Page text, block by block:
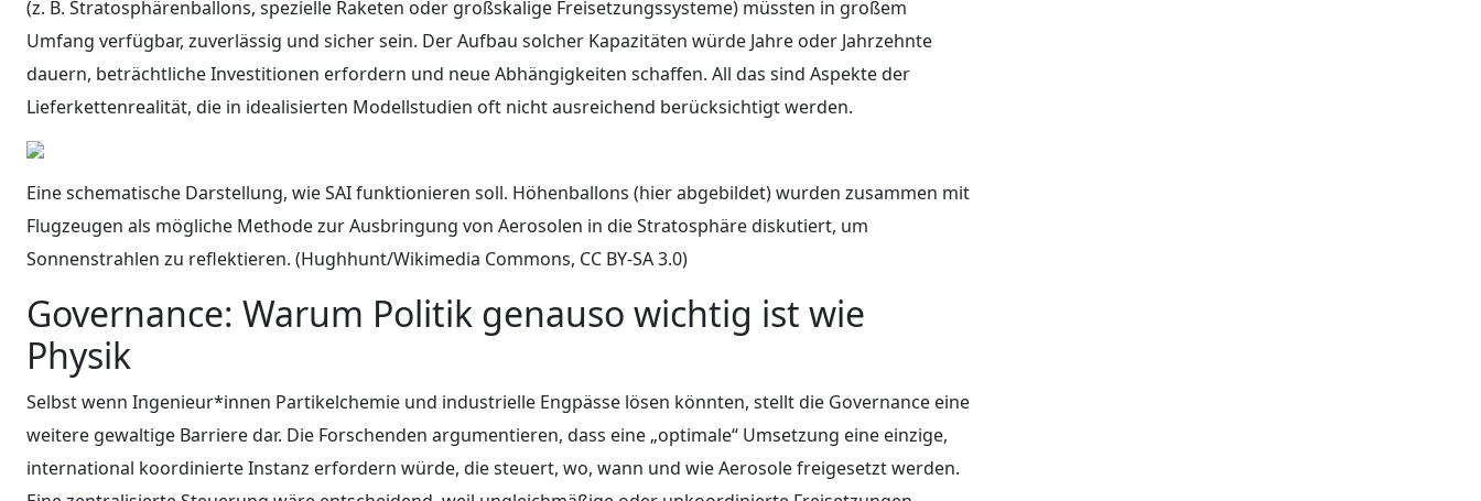
(z. B. Stratosphärenballons, spezielle Raketen oder großskalige Freisetzungssysteme) müssten in großem
Umfang verfügbar, zuverlässig und sicher sein. Der Aufbau solcher Kapazitäten würde Jahre oder Jahrzehnte
dauern, beträchtliche Investitionen erfordern und neue Abhängigkeiten schaffen. All das sind Aspekte der
Lieferkettenrealität, die in idealisierten Modellstudien oft nicht ausreichend berücksichtigt werden.
Eine schematische Darstellung, wie SAI funktionieren soll. Höhenballons (hier abgebildet) wurden zusammen mit
Flugzeugen als mögliche Methode zur Ausbringung von Aerosolen in die Stratosphäre diskutiert, um
Sonnenstrahlen zu reflektieren. (Hughhunt/Wikimedia Commons, CC BY-SA 3.0)
Governance: Warum Politik genauso wichtig ist wie
Physik
Selbst wenn Ingenieur*innen Partikelchemie und industrielle Engpässe lösen könnten, stellt die Governance eine
weitere gewaltige Barriere dar. Die Forschenden argumentieren, dass eine „optimale“ Umsetzung eine einzige,
international koordinierte Instanz erfordern würde, die steuert, wo, wann und wie Aerosole freigesetzt werden.